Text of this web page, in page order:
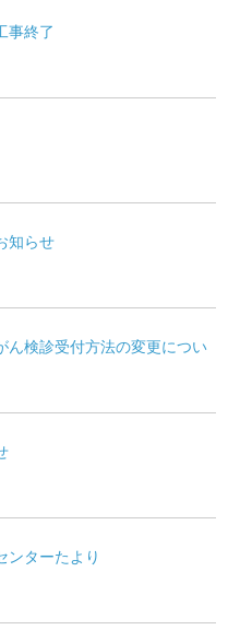
事終了
知らせ
ん検診受付方法の変更につい
ターたより